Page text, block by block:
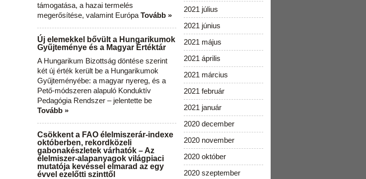
támogatása, a hazai termelés
megerősítése, valamint Európa Tovább »
Új elemekkel bővült a Hungarikumok
Gyűjteménye és a Magyar Értéktár
A Hungarikum Bizottság döntése szerint
két új érték került be a Hungarikumok
Gyűjteményébe: a magyar nyereg, és a
Pető-módszeren alapuló Konduktív
Pedagógia Rendszer – jelentette be
Tovább »
Csökkent a FAO élelmiszerár-indexe
októberben, rekordközeli
gabonakészletek várhatók – Az
élelmiszer-alapanyagok világpiaci
mutatója kevéssel elmarad az egy
évvel ezelőtti szinttől
2021 július
2021 június
2021 május
2021 április
2021 március
2021 február
2021 január
2020 december
2020 november
2020 október
2020 szeptember